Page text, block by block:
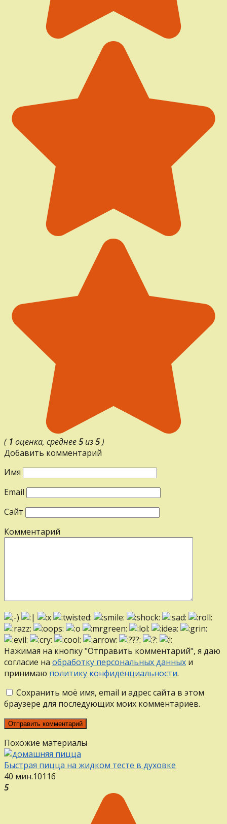
( 1 оценка, среднее5из5)
Добавить комментарий
Имя
Email
Сайт
Комментарий
Нажимая на кнопку "Отправить комментарий", я даю
согласие на обработку персональных данных и
принимаю политику конфиденциальности.
Сохранить моё имя, email и адрес сайта в этом
браузере для последующих моих комментариев.
Похожие материалы
Быстрая пицца на жидком тесте в духовке
40 мин.10116
5